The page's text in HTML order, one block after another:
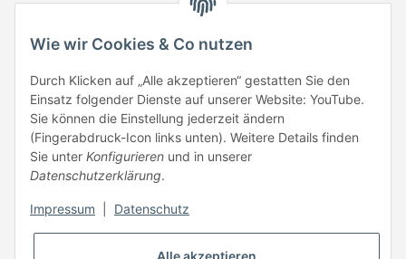
Tuccar GmbH
Raum A-123
Anton-Kux-Str.2
41460 Neuss
E-Mail: info @ megaphonic.de
Kundenservice
Mo - Fr 10:00 - 18:00
Wie wir Cookies & Co nutzen
Durch Klicken auf „Alle akzeptieren“ gestatten Sie den
Einsatz folgender Dienste auf unserer Website: YouTube.
Sie können die Einstellung jederzeit ändern
(Fingerabdruck-Icon links unten). Weitere Details finden
Sie unter Konfigurieren und in unserer
Datenschutzerklärung.
Impressum Datenschutz
Alle akzeptieren